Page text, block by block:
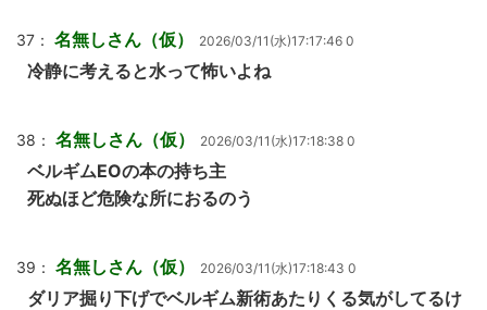
37： 名無しさん（仮） 2026/03/11(水)17:17:46 0
冷静に考えると水って怖いよね
38： 名無しさん（仮） 2026/03/11(水)17:18:38 0
ベルギムEOの本の持ち主
死ぬほど危険な所におるのう
39： 名無しさん（仮） 2026/03/11(水)17:18:43 0
ダリア掘り下げでベルギム新術あたりくる気がしてるけ